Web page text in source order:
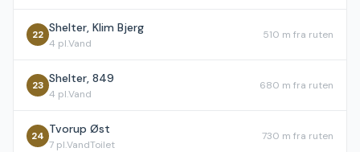
22 Shelter, Klim Bjerg
4 pl.Vand
510 m fra ruten
23 Shelter, 849
4 pl.Vand
680 m fra ruten
24 Tvorup Øst
7 pl.VandToilet
730 m fra ruten